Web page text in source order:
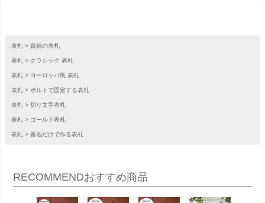
表札 真鍮の表札
表札 クラシック 表札
表札 ヨーロッパ風 表札
表札 ボルトで固定する表札
表札 切り文字表札
表札 ゴールド表札
表札 番地だけで作る表札
RECOMMENDおすすめ商品